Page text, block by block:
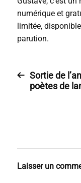
numérique et
limitée,
parution.
Sortie de
poètes de
Laisser un